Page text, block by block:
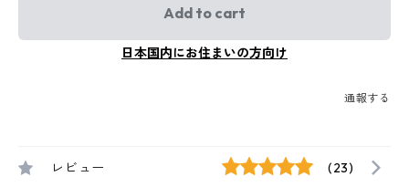
Add to cart
日本国内にお住まいの方向け
通報する
レビュー (23)